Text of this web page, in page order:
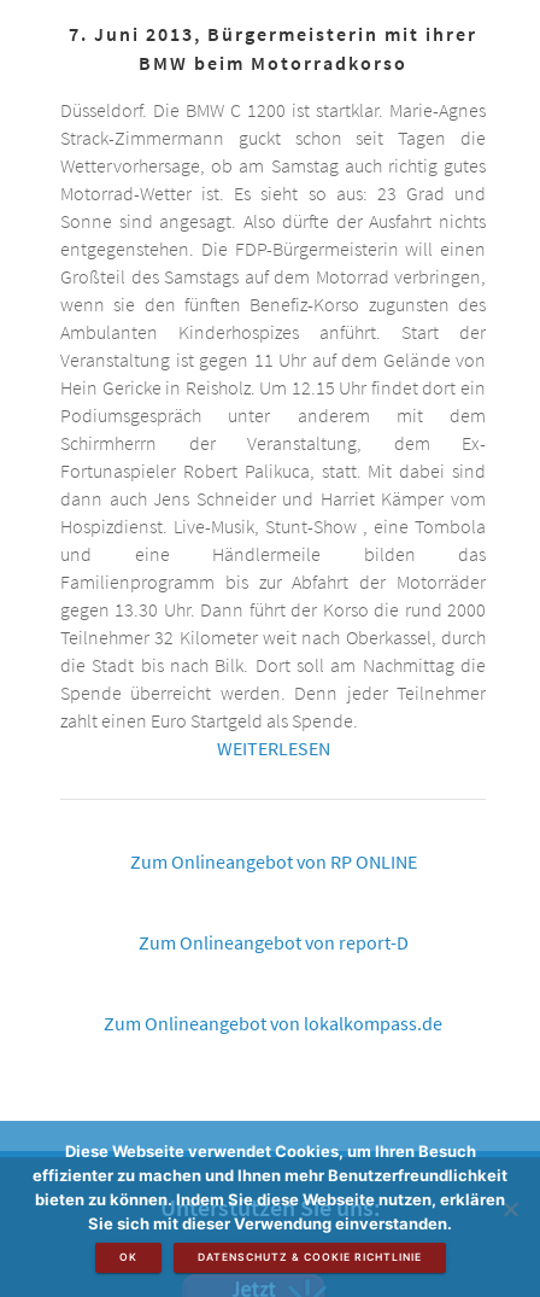
7. Juni 2013, Bürgermeisterin mit ihrer
BMW beim Motorradkorso
Düsseldorf. Die BMW C 1200 ist startklar. Marie-Agnes
Strack-Zimmermann guckt schon seit Tagen die
Wettervorhersage, ob am Samstag auch richtig gutes
Motorrad-Wetter ist. Es sieht so aus: 23 Grad und
Sonne sind angesagt. Also dürfte der Ausfahrt nichts
entgegenstehen. Die FDP-Bürgermeisterin will einen
Großteil des Samstags auf dem Motorrad verbringen,
wenn sie den fünften Benefiz-Korso zugunsten des
Ambulanten Kinderhospizes anführt. Start der
Veranstaltung ist gegen 11 Uhr auf dem Gelände von
Hein Gericke in Reisholz. Um 12.15 Uhr findet dort ein
Podiumsgespräch unter anderem mit dem
Schirmherrn der Veranstaltung, dem Ex-
Fortunaspieler Robert Palikuca, statt. Mit dabei sind
dann auch Jens Schneider und Harriet Kämper vom
Hospizdienst. Live-Musik, Stunt-Show , eine Tombola
und eine Händlermeile bilden das
Familienprogramm bis zur Abfahrt der Motorräder
gegen 13.30 Uhr. Dann führt der Korso die rund 2000
Teilnehmer 32 Kilometer weit nach Oberkassel, durch
die Stadt bis nach Bilk. Dort soll am Nachmittag die
Spende überreicht werden. Denn jeder Teilnehmer
zahlt einen Euro Startgeld als Spende.
WEITERLESEN
Zum Onlineangebot von RP ONLINE
Zum Onlineangebot von report-D
Zum Onlineangebot von lokalkompass.de
Unterstützen Sie uns:
Diese Webseite verwendet Cookies, um Ihren Besuch
effizienter zu machen und Ihnen mehr Benutzerfreundlichkeit
bieten zu können. Indem Sie diese Webseite nutzen, erklären
Sie sich mit dieser Verwendung einverstanden.
OK DATENSCHUTZ & COOKIE RICHTLINIE